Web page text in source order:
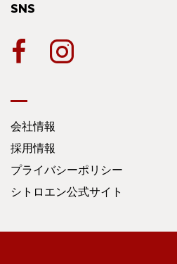
SNS
会社情報
採用情報
プライバシーポリシー
シトロエン公式サイト